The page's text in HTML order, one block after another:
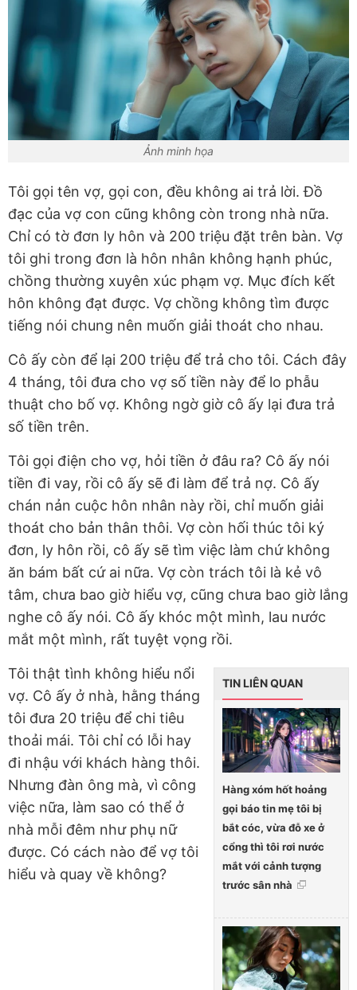
Ảnh minh họa
Tôi gọi tên vợ, gọi con, đều không ai trả lời. Đồ
đạc của vợ con cũng không còn trong nhà nữa.
Chỉ có tờ đơn ly hôn và 200 triệu đặt trên bàn. Vợ
tôi ghi trong đơn là hôn nhân không hạnh phúc,
chồng thường xuyên xúc phạm vợ. Mục đích kết
hôn không đạt được. Vợ chồng không tìm được
tiếng nói chung nên muốn giải thoát cho nhau.
Cô ấy còn để lại 200 triệu để trả cho tôi. Cách đây
4 tháng, tôi đưa cho vợ số tiền này để lo phẫu
thuật cho bố vợ. Không ngờ giờ cô ấy lại đưa trả
số tiền trên.
Tôi gọi điện cho vợ, hỏi tiền ở đâu ra? Cô ấy nói
tiền đi vay, rồi cô ấy sẽ đi làm để trả nợ. Cô ấy
chán nản cuộc hôn nhân này rồi, chỉ muốn giải
thoát cho bản thân thôi. Vợ còn hối thúc tôi ký
đơn, ly hôn rồi, cô ấy sẽ tìm việc làm chứ không
ăn bám bất cứ ai nữa. Vợ còn trách tôi là kẻ vô
tâm, chưa bao giờ hiểu vợ, cũng chưa bao giờ lắng
nghe cô ấy nói. Cô ấy khóc một mình, lau nước
mắt một mình, rất tuyệt vọng rồi.
TIN LIÊN QUAN
Hàng xóm hốt hoảng
gọi báo tin mẹ tôi bị
bắt cóc, vừa đỗ xe ở
cổng thì tôi rơi nước
mắt với cảnh tượng
trước sân nhà
Tôi thật tình không hiểu nổi
vợ. Cô ấy ở nhà, hằng tháng
tôi đưa 20 triệu để chi tiêu
thoải mái. Tôi chỉ có lỗi hay
đi nhậu với khách hàng thôi.
Nhưng đàn ông mà, vì công
việc nữa, làm sao có thể ở
nhà mỗi đêm như phụ nữ
được. Có cách nào để vợ tôi
hiểu và quay về không?